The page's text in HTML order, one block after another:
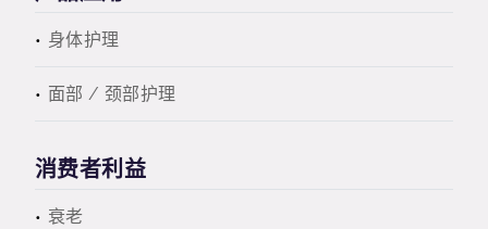
身体护理
面部 / 颈部护理
消费者利益
衰老